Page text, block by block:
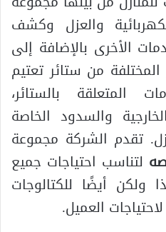
والعزل وكشف
الأخرى بالإضافة إلى
المختلفة من ستائر تعتيم
المتعلقة بالستائر،
والسدود الخاصة
تقدم الشركة مجموعة
لتناسب احتياجات جميع
ولكن أيضًا للكتالوجات
العميل.